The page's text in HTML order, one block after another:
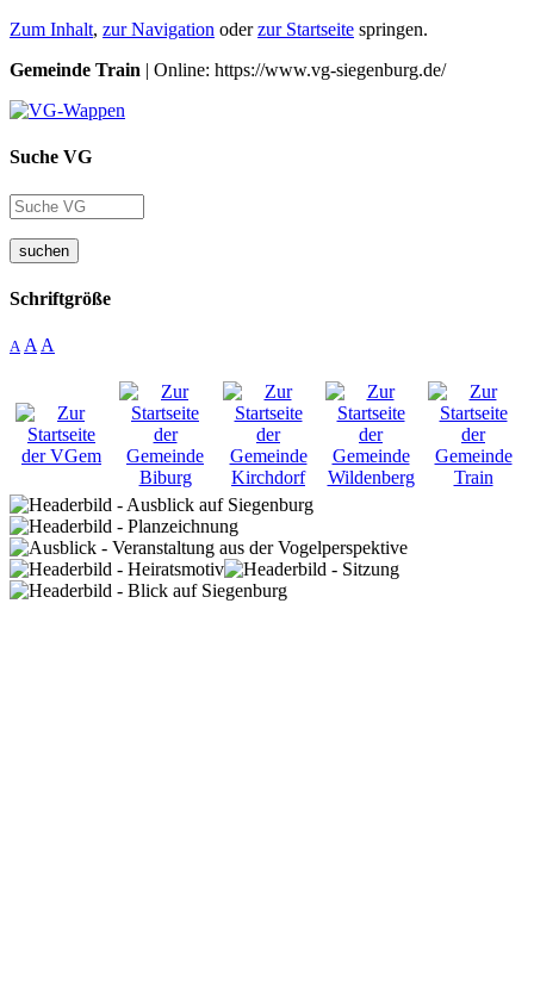
Zum Inhalt, zur Navigation oderzur Startseite springen.
Gemeinde Train | Online: https://www.vg-siegenburg.de/
Suche VG
suchen
Schriftgröße
A A A